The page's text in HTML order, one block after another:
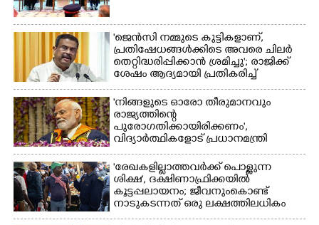
'ജെൻസി നമ്മുടെ കുട്ടികളാണ്,
പ്രതിഷേധങ്ങൾക്കിടെ അവരെ ചിലർ
തെറ്റിദ്ധരിപ്പിക്കാൻ ശ്രമിച്ചു'; രാജിക്ക്
ശേഷം ആദ്യമായി പ്രതികരിച്ച്
ധർമ്മേന്ദ്ര പ്രധാൻ
'നിങ്ങളുടെ ഓരോ തീരുമാനവും
രാജ്യത്തിന്റെ
പുരോഗതിക്കായിരിക്കണം',​
വിദ്യാർത്ഥികളോട് പ്രധാനമന്ത്രി
'രേഖകളില്ലാത്തവർക്ക് പൊള്ളുന്ന
ശിക്ഷ', ദക്ഷിണാഫ്രിക്കയിൽ
കൂട്ടപ്പലായനം; ജീവനുംകൊണ്ട്
നാടുകടന്നത് ഒരു ലക്ഷത്തിലധികം
പേർ